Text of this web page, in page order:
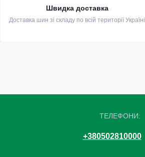
Швидка доставка
Доставка шин зі складу по всій території Україні
ТЕЛЕФОНИ:
+380502810000